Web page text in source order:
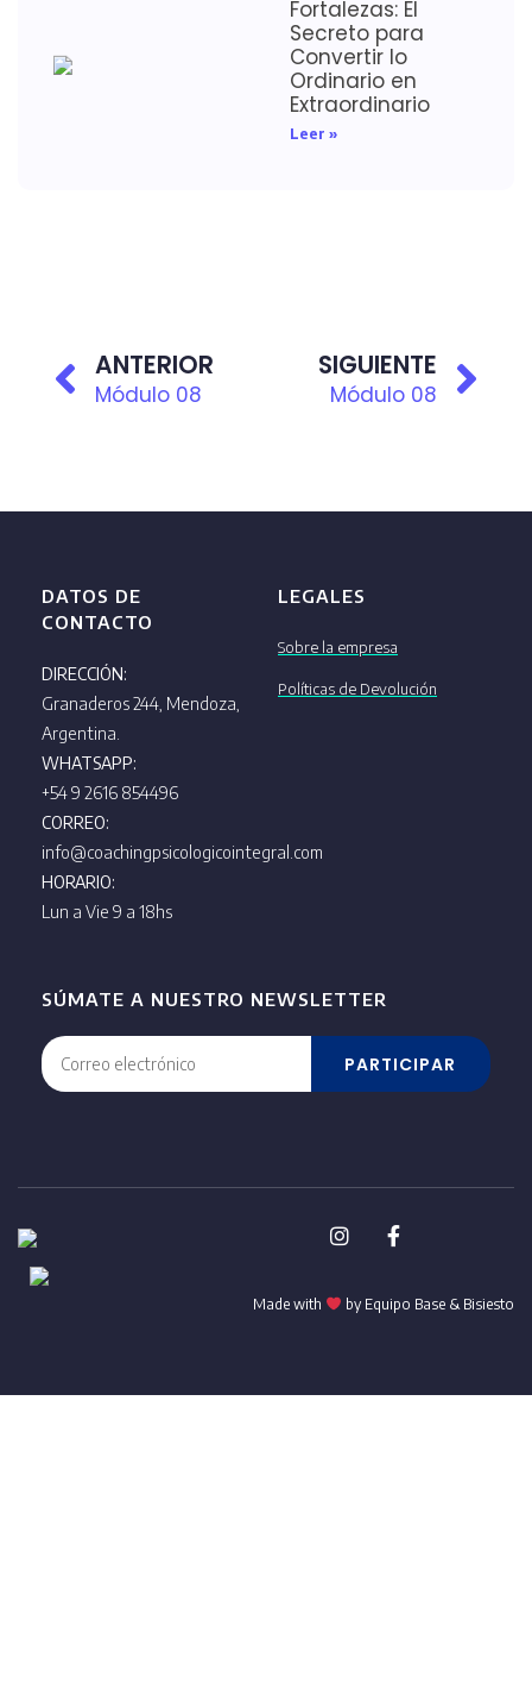
Fortalezas: El
Secreto para
Convertir lo
Ordinario en
Extraordinario
Leer »
ANTERIOR
Módulo 08
SIGUIENTE
Módulo 08
DATOS DE
CONTACTO
DIRECCIÓN:
Granaderos 244, Mendoza,
Argentina.
WHATSAPP:
+54 9 2616 854496
CORREO:
info@coachingpsicologicointegral.com
HORARIO:
Lun a Vie 9 a 18hs
LEGALES
Sobre la empresa
Políticas de Devolución
SÚMATE A NUESTRO NEWSLETTER
PARTICIPAR
Made with by Equipo Base & Bisiesto